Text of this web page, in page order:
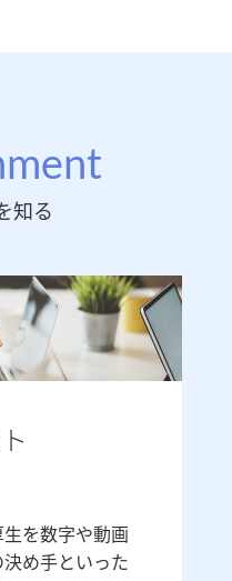
知る
を数字や動画
め手といった